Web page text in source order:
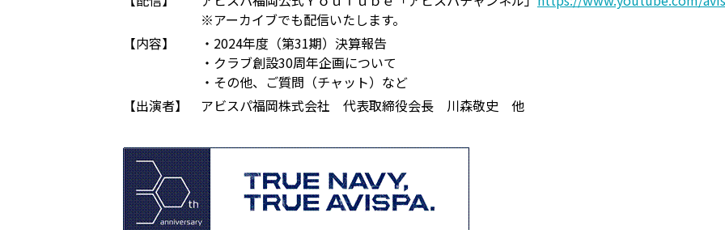
※アーカイブでも配信いたします。
【内容】
・2024年度（第31期）決算報告
・クラブ創設30周年企画について
・その他、ご質問（チャット）など
【出演者】
アビスパ福岡株式会社 代表取締役会長 川森敬史 他